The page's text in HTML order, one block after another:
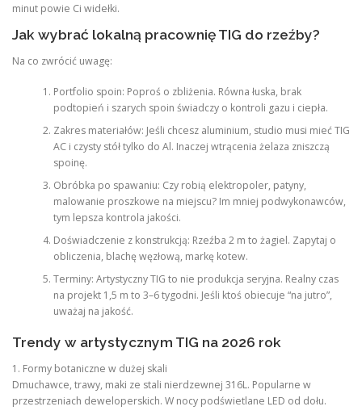
minut powie Ci widełki.
Jak wybrać lokalną pracownię TIG do rzeźby?
Na co zwrócić uwagę:
Portfolio spoin: Poproś o zbliżenia. Równa łuska, brak
podtopień i szarych spoin świadczy o kontroli gazu i ciepła.
Zakres materiałów: Jeśli chcesz aluminium, studio musi mieć TIG
AC i czysty stół tylko do Al. Inaczej wtrącenia żelaza zniszczą
spoinę.
Obróbka po spawaniu: Czy robią elektropoler, patyny,
malowanie proszkowe na miejscu? Im mniej podwykonawców,
tym lepsza kontrola jakości.
Doświadczenie z konstrukcją: Rzeźba 2 m to żagiel. Zapytaj o
obliczenia, blachę węzłową, markę kotew.
Terminy: Artystyczny TIG to nie produkcja seryjna. Realny czas
na projekt 1,5 m to 3–6 tygodni. Jeśli ktoś obiecuje “na jutro”,
uważaj na jakość.
Trendy w artystycznym TIG na 2026 rok
1. Formy botaniczne w dużej skali
Dmuchawce, trawy, maki ze stali nierdzewnej 316L. Popularne w
przestrzeniach deweloperskich. W nocy podświetlane LED od dołu.